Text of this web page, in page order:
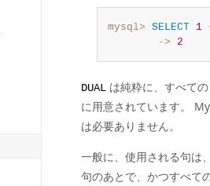
mysql> SELECT 1
        ->
2
DUAL は純粋に、すべての
に用意されています。
は必要ありません。
一般に、使用される句は
句のあとで、かつすべて